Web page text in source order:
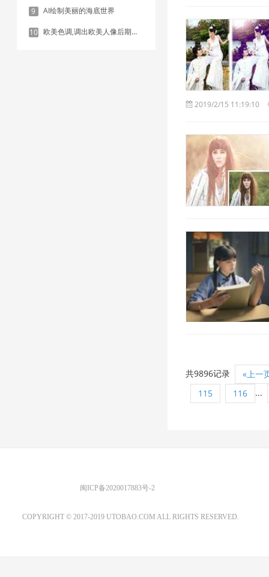
9 AI绘制美丽的海底世界
10 欧美色调,调出欧美人像后期色调实例
2019/2/15 11:19:10
2019/2/15 11:19:09
共9896记录
«上一
115
116 ...
闽ICP备2020017883号-2
COPYRIGHT © 2017-2019 UTOBAO.COM ALL RIGHTS RESERVED.